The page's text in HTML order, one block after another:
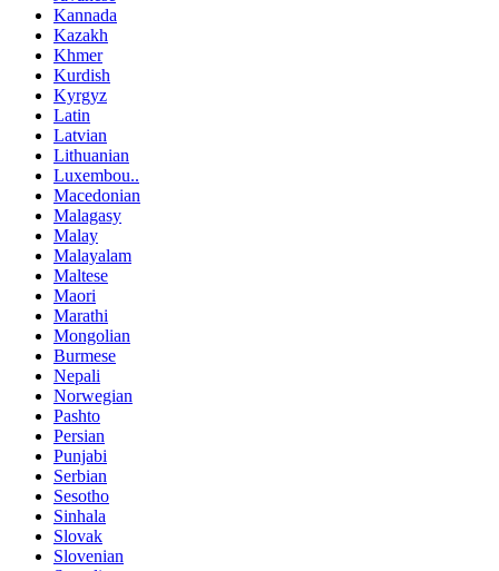
Kannada
Kazakh
Khmer
Kurdish
Kyrgyz
Latin
Latvian
Lithuanian
Luxembou..
Macedonian
Malagasy
Malay
Malayalam
Maltese
Maori
Marathi
Mongolian
Burmese
Nepali
Norwegian
Pashto
Persian
Punjabi
Serbian
Sesotho
Sinhala
Slovak
Slovenian